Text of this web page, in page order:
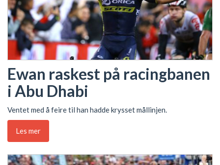
Ewan raskest på racingbanen
i Abu Dhabi
Ventet med å feire til han hadde krysset mållinjen.
Les mer